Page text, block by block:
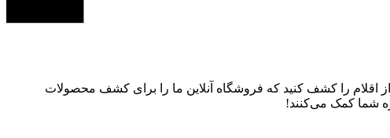
اقلام را کشف کنید که فروشگاه آنلاین ما را برای کشف محصولات
شما کمک می‌کنند!